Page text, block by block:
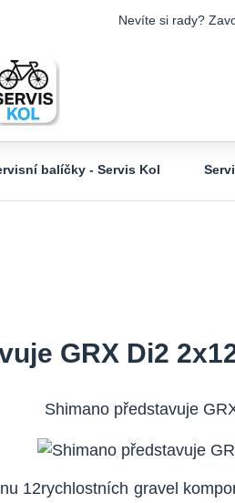
Nevíte si rady?
balíčky - Servis Kol
GRX Di2
Shimano představuje
12rychlostních gravel